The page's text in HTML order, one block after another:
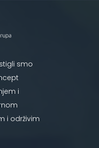
smo
i
i održivim